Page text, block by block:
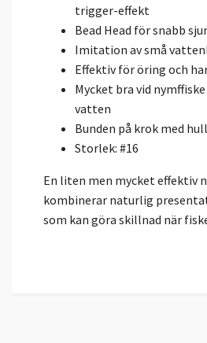
trigger-effekt
Bead Head för snabb
Imitation av små
Effektiv för öring och
Mycket bra vid
vatten
Bunden på krok med
Storlek: #16
En liten men mycket effektiv
kombinerar naturlig
som kan göra skillnad när